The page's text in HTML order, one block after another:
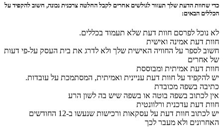
כדי שחוות הדעת שלך תעזור לגולשים אחרים לקבל החלטה צרכנית נכונה, חשוב להקפיד על
הכללים הבאים:
לא נוכל לפרסם חוות דעת שלא תעמוד בכללים.
חוות דעת אמינה ואישית
חשוב לספר על החוויה האישית שלך ולא לדרג את בית העסק על-פי דעות
של אחרים
חוות דעת אמיתית ומבוססת
יש להקפיד על חוות דעת עניינית ואמיתית, המסתמכת על עובדות.
כתיבה בשפה מכובדת
אין לכתוב בשפה בוטה או בשפה שיש בה לשון הרע
חוות דעת עדכנית ורלוונטית
יש לכתוב חוות דעת על עסקאות ורכישות שנעשו ב-12 החודשים
האחרונים ולא מעבר לכך